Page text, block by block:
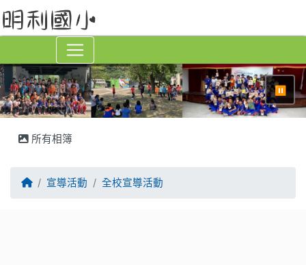
⏸
所有相簿
回首頁宣導活動 全校宣導活動